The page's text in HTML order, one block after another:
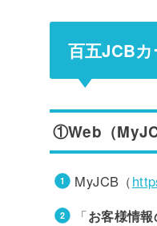
百五JCB
①Web（
MyJCB（
「お客様情